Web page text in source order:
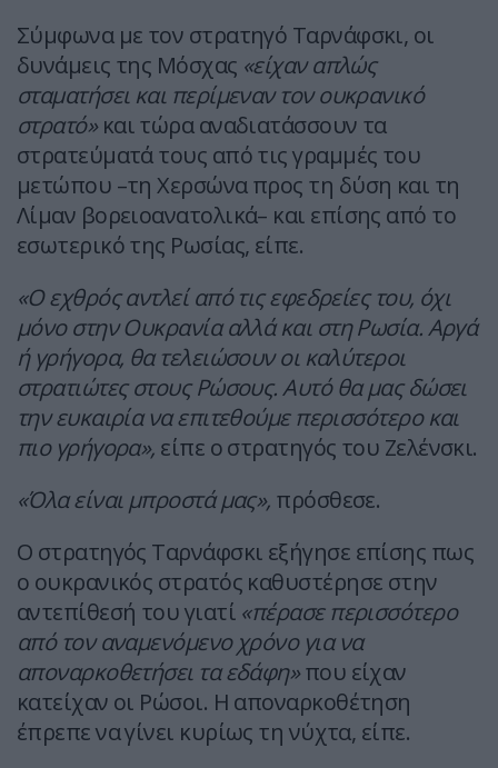
Σύμφωνα με τον στρατηγό Ταρνάφσκι, οι
δυνάμεις της Μόσχας «είχαν απλώς
σταματήσει και περίμεναν τον ουκρανικό
στρατό»και τώρα αναδιατάσσουν τα
στρατεύματά τους από τις γραμμές του
μετώπου –τη Χερσώνα προς τη δύση και τη
Λίμαν βορειοανατολικά– και επίσης από το
εσωτερικό της Ρωσίας, είπε.
«Ο εχθρός αντλεί από τις εφεδρείες του, όχι
μόνο στην Ουκρανία αλλά και στη Ρωσία. Αργά
ή γρήγορα, θα τελειώσουν οι καλύτεροι
στρατιώτες στους Ρώσους. Αυτό θα μας δώσει
την ευκαιρία να επιτεθούμε περισσότερο και
πιο γρήγορα», είπε ο στρατηγός του Ζελένσκι.
«Όλα είναι μπροστά μας», πρόσθεσε.
Ο στρατηγός Ταρνάφσκι εξήγησε επίσης πως
ο ουκρανικός στρατός καθυστέρησε στην
αντεπίθεσή του γιατί «πέρασε περισσότερο
από τον αναμενόμενο χρόνο για να
αποναρκοθετήσει τα εδάφη»που είχαν
κατείχαν οι Ρώσοι. Η αποναρκοθέτηση
έπρεπε να γίνει κυρίως τη νύχτα, είπε.